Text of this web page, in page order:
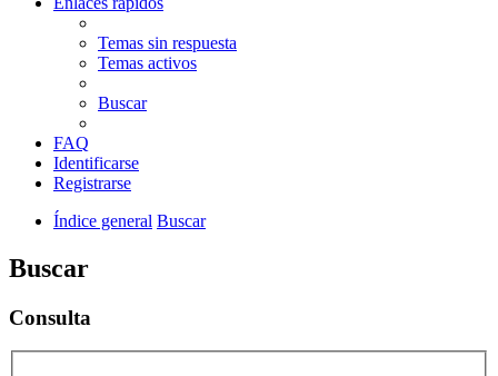
Temas sin respuesta
Temas activos
Buscar
FAQ
Identificarse
Registrarse
Índice general Buscar
Buscar
Consulta